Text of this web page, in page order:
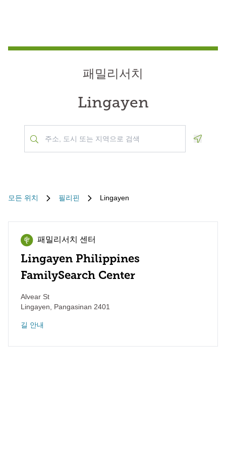
패밀리서치
Lingayen
모든 위치 필리핀 Lingayen
패밀리서치 센터
Lingayen Philippines
FamilySearch Center
Alvear St
Lingayen
Pangasinan 2401
길 안내